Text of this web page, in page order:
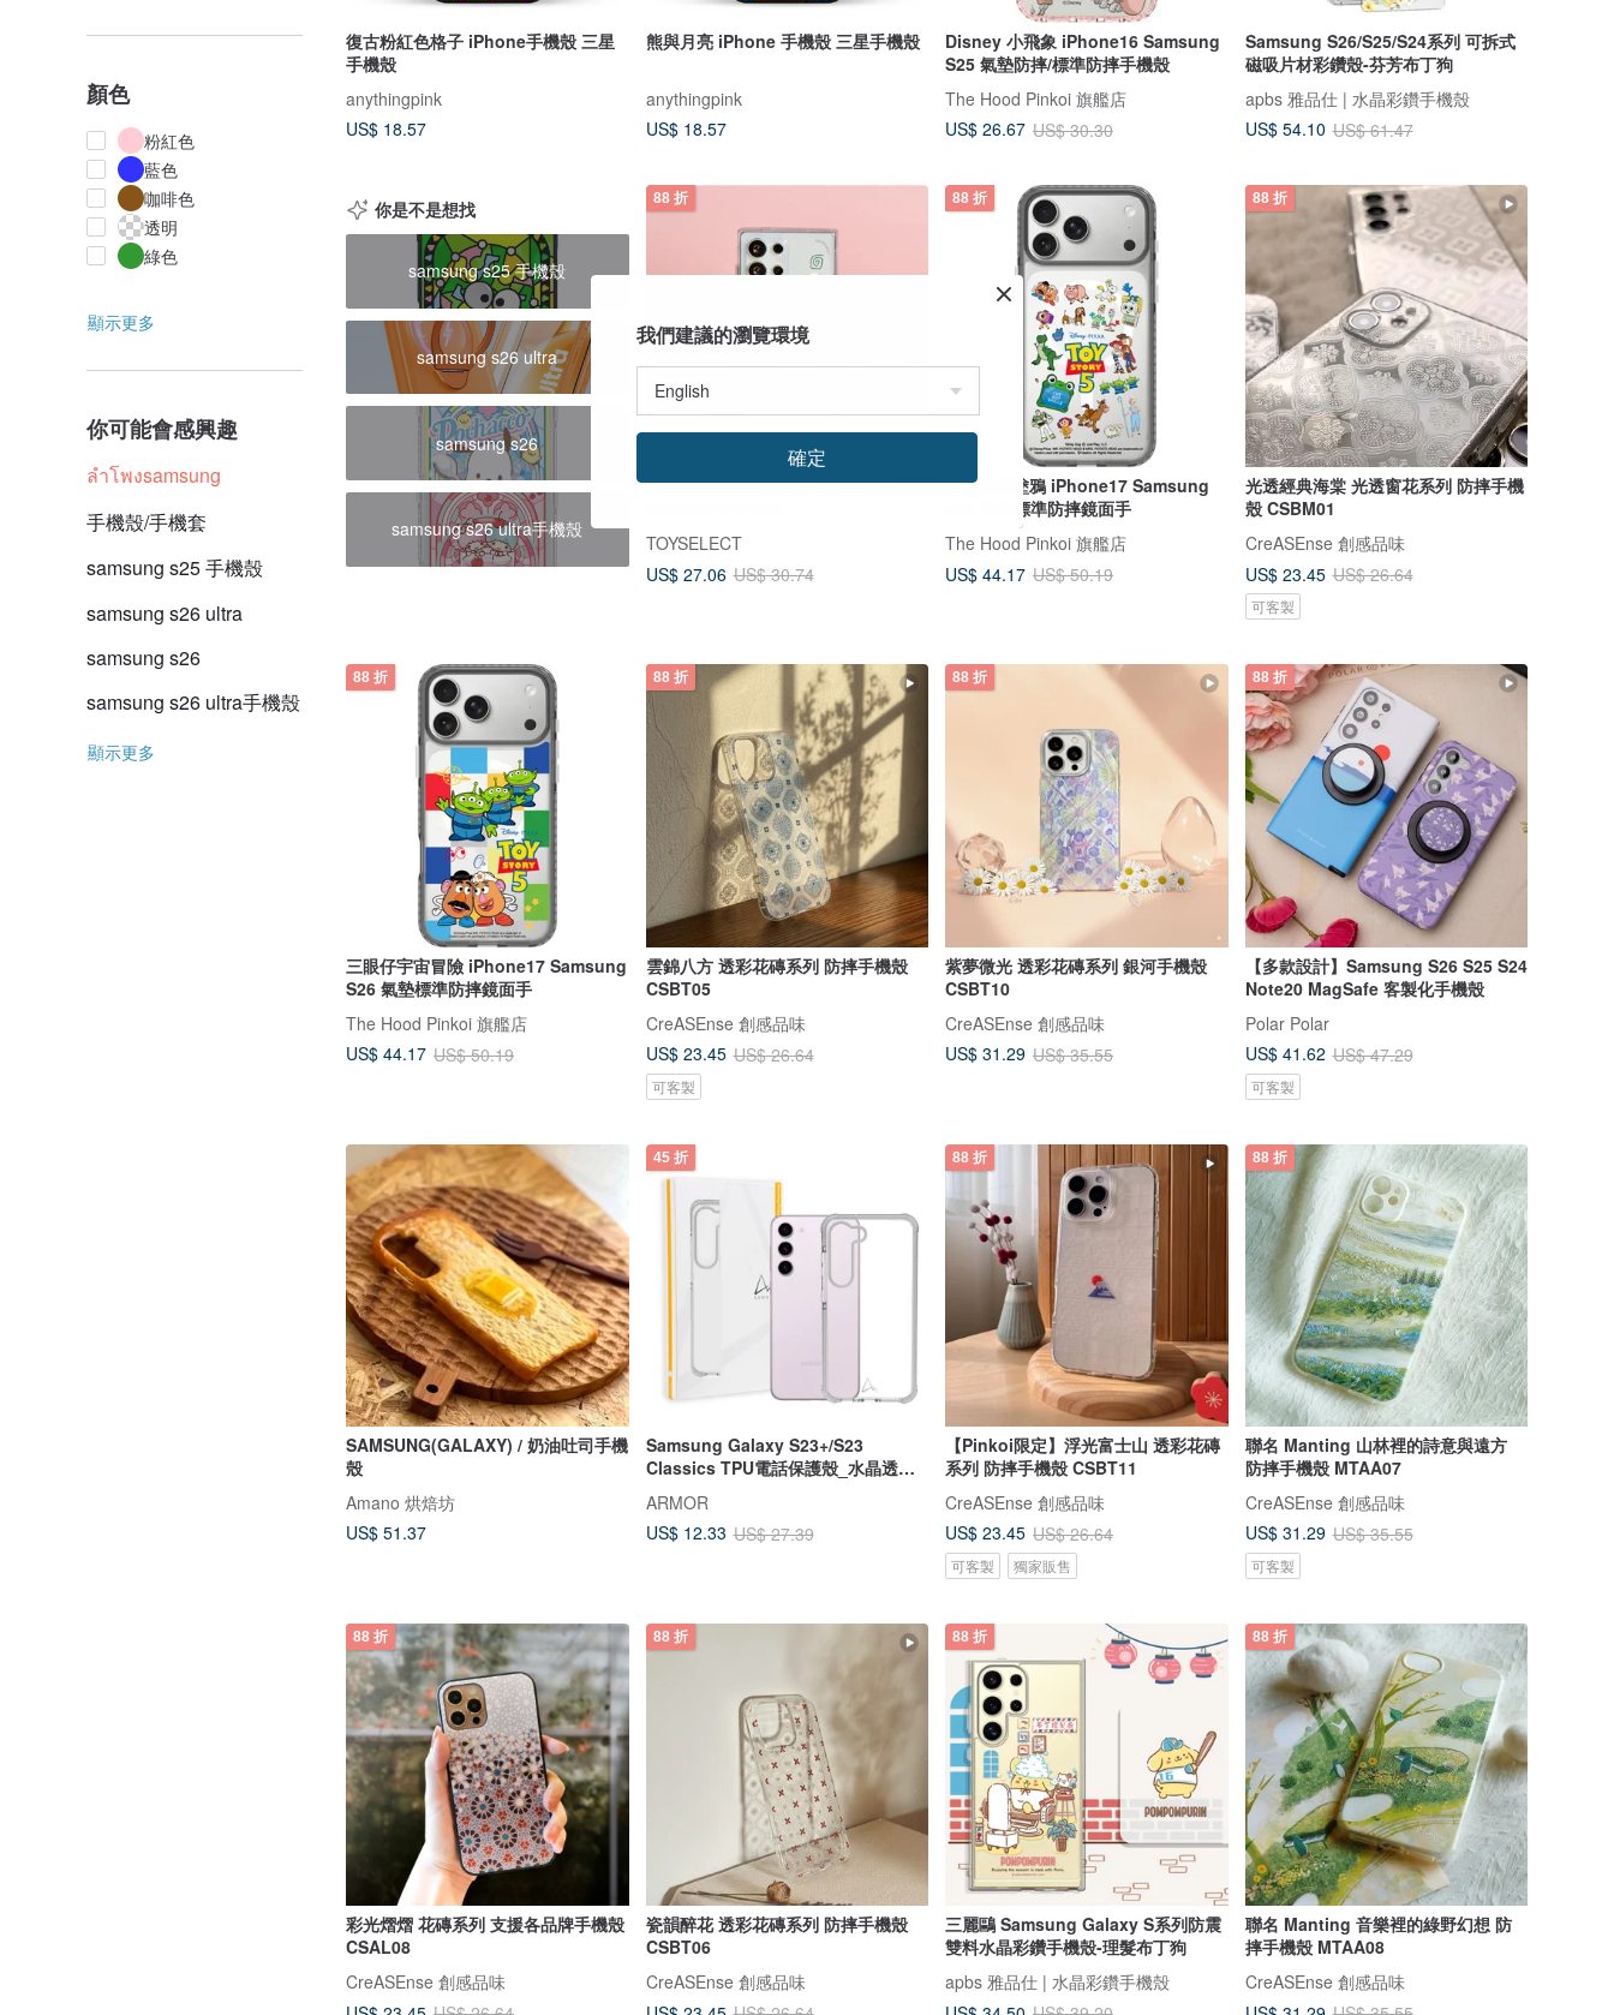
顏色
粉紅色
藍色
咖啡色
透明
綠色
顯示更多
你可能會感興趣
ลำโพงsamsung
手機殼/手機套
samsung s25 手機殼
samsung s26 ultra
samsung s26
samsung s26 ultra手機殼
顯示更多
復古粉紅色格子 iPhone手機殼 三星
手機殼
anythingpink
US$ 18.57
熊與月亮 iPhone 手機殼 三星手機殼
anythingpink
US$ 18.57
Disney 小飛象 iPhone16 Samsung
S25 氣墊防摔/標準防摔手機殼
The Hood Pinkoi 旗艦店
US$ 26.67 US$ 30.30
Samsung S26/S25/S24系列 可拆式
磁吸片材彩鑽殼-芬芳布丁狗
apbs 雅品仕 | 水晶彩鑽手機殼
US$ 54.10 US$ 61.47
你是不是想找
samsung s25 手機殼
samsung s26 ultra
samsung s26
samsung s26 ultra手機殼
88 折
KINGJUN夥伴們森呼吸防摔透明
TOYSELECT
US$ 27.06 US$ 30.74
88 折
叉奇趣味塗鴉 iPhone17 Samsung
S26 氣墊標準防摔鏡面手
The Hood Pinkoi 旗艦店
US$ 44.17 US$ 50.19
88 折
光透經典海棠 光透窗花系列 防摔手機
殼 CSBM01
CreASEnse 創感品味
US$ 23.45 US$ 26.64
可客製
88 折
三眼仔宇宙冒險 iPhone17 Samsung
S26 氣墊標準防摔鏡面手
The Hood Pinkoi 旗艦店
US$ 44.17 US$ 50.19
88 折
雲錦八方 透彩花磚系列 防摔手機殼
CSBT05
CreASEnse 創感品味
US$ 23.45 US$ 26.64
可客製
88 折
紫夢微光 透彩花磚系列 銀河手機殼
CSBT10
CreASEnse 創感品味
US$ 31.29 US$ 35.55
88 折
【多款設計】Samsung S26 S25 S24
Note20 MagSafe 客製化手機殼
Polar Polar
US$ 41.62 US$ 47.29
可客製
SAMSUNG(GALAXY) / 奶油吐司手機
殼
Amano 烘焙坊
US$ 51.37
45 折
Samsung Galaxy S23+/S23
Classics TPU電話保護殼_水晶透明/
灰帶
ARMOR
US$ 12.33 US$ 27.39
88 折
【Pinkoi限定】浮光富士山 透彩花磚
系列 防摔手機殼 CSBT11
CreASEnse 創感品味
US$ 23.45 US$ 26.64
可客製 獨家販售
88 折
聯名 Manting 山林裡的詩意與遠方
防摔手機殼 MTAA07
CreASEnse 創感品味
US$ 31.29 US$ 35.55
可客製
88 折
彩光熠熠 花磚系列 支援各品牌手機殼
CSAL08
CreASEnse 創感品味
88 折
瓷韻醉花 透彩花磚系列 防摔手機殼
CSBT06
CreASEnse 創感品味
88 折
三麗鷗 Samsung Galaxy S系列防震
雙料水晶彩鑽手機殼-理髮布丁狗
apbs 雅品仕 | 水晶彩鑽手機殼
88 折
聯名 Manting 音樂裡的綠野幻想 防
摔手機殼 MTAA08
CreASEnse 創感品味
我們建議的瀏覽環境
確定